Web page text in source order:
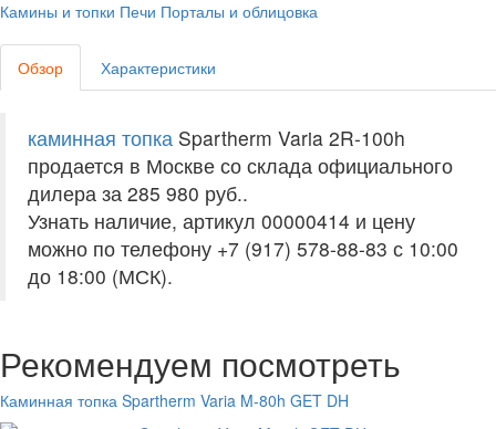
Камины и топки Печи Порталы и облицовка
Обзор Характеристики
каминная топка Spartherm Varia 2R-100h
продается в Москве со склада официального
дилера за 285 980 руб..
Узнать наличие, артикул 00000414 и цену
можно по телефону +7 (917) 578-88-83 с 10:00
до 18:00 (МСК).
Рекомендуем посмотреть
Каминная топка Spartherm Varia M-80h GET DH